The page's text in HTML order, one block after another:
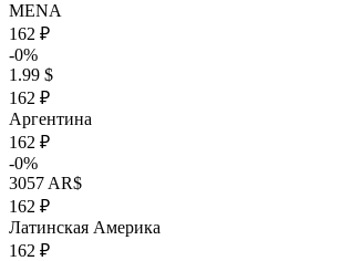
MENA
162 ₽
-0%
1.99 $
162 ₽
Аргентина
162 ₽
-0%
3057 AR$
162 ₽
Латинская Америка
162 ₽